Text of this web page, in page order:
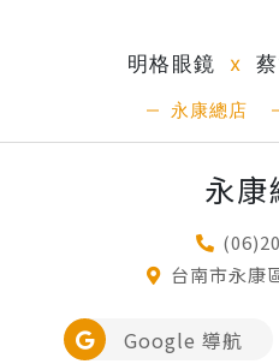
Thintanium 5509極薄鈦金
臉部輪廓，在閱讀與專注的
珞丹的形象——冷靜、內斂
為主角。張凌赫 ×
赫配戴 Thintanium 5536，
線條，存在感幾乎消失。俐
揚，讓專注與理性成為主角
傲氣｜女神 宋慧喬 詮釋俐
光下的風格宣告。墨鏡線條
結構的理性美｜KOL 小隆
無論在繁忙的地鐵月台或是
一份穩定、俐落且自信的視
PRODUKT【SC-7】 柔韌
播 劉涵竹 詮釋極簡金屬與
級精品的嚴苛標準，原廠直
章。在 台南眼鏡行 的美學
宴。✦ 經典型號解構：
硬朗方框結合鏡腳標誌性的
記。* 風格演繹： 林萱瑜
度；創業家森田 則演繹了
LVMH 嚴謹工藝的 DIOR 墨
明格眼鏡 x
永康總店
永康
台南市永康
Google 導航